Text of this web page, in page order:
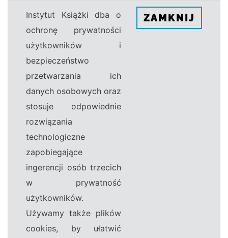
Instytut Książki dba o
ochronę prywatności
użytkowników i
bezpieczeństwo
przetwarzania ich
danych osobowych oraz
stosuje odpowiednie
rozwiązania
technologiczne
zapobiegające
ingerencji osób trzecich
w prywatność
użytkowników.
Używamy także plików
cookies, by ułatwić
ZAMKNIJ